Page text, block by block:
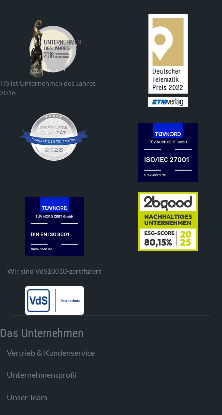
TIS ist Unternehmen des Jahres
2016
Wir sind VdS10010-zertifiziert
Das Unternehmen
Vertrieb & Kundenservice
Unternehmensprofil
Unser Team